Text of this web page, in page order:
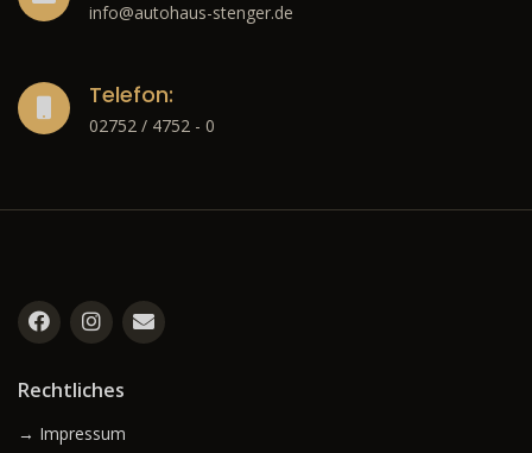
info@autohaus-stenger.de
Telefon:
02752 / 4752 - 0
Rechtliches
→ Impressum